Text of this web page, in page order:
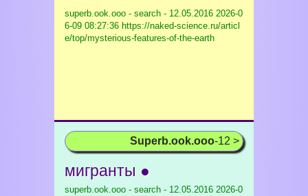
superb.ook.ooo - search - 12.05.2016 2026-0
6-09 08:27:36 https://naked-science.ru/articl
e/top/mysterious-features-of-the-earth
Superb.ook.ooo-12 >
мигранты ●
superb.ook.ooo - search - 12.05.2016 2026-0